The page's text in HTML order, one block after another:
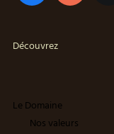
Découvrez
Le Domaine
Nos valeurs